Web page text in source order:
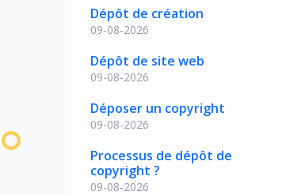
Dépôt de création
09-08-2026
Dépôt de site web
09-08-2026
Déposer un copyright
09-08-2026
Processus de dépôt de
copyright ?
09-08-2026